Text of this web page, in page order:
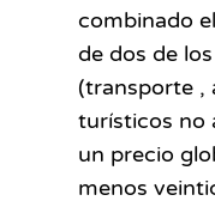
combinado
de dos de
(transporte ,
turísticos no
un precio
menos